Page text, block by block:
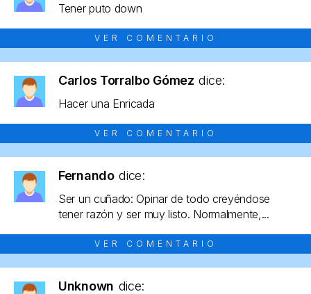
Tener puto down
VER COMENTARIO
Carlos Torralbo Gómez dice:
Hacer una Enricada
VER COMENTARIO
Fernando dice:
Ser un cuñado: Opinar de todo creyéndose
tener razón y ser muy listo. Normalmente,...
VER COMENTARIO
Unknown dice: